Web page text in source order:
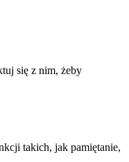
się z nim, żeby
takich, jak pamiętanie,